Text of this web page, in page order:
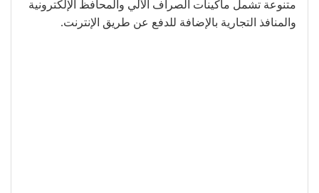
متنوعة تشمل ماكينات الصراف الآلي والمحافظ الإلكترونية
والمنافذ التجارية بالإضافة للدفع عن طريق الإنترنت.